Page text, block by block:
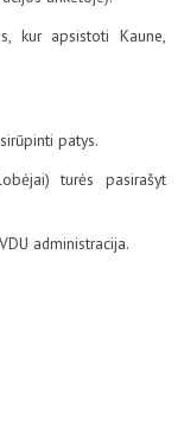
kur apsistoti Kaune,
patys.
turės pasirašyt
administracija.